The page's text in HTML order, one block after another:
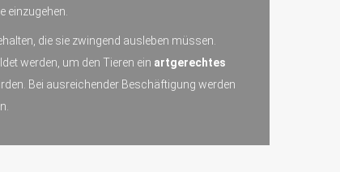
einzugehen.
die sie zwingend ausleben müssen.
werden, um den Tieren ein artgerechtes
Bei ausreichender Beschäftigung werden